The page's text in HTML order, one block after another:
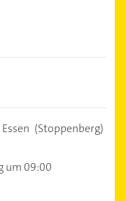
(Stoppenberg)
um 09:00